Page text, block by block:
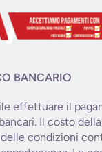
BANCARIO
effettuare il
Il costo
condizioni